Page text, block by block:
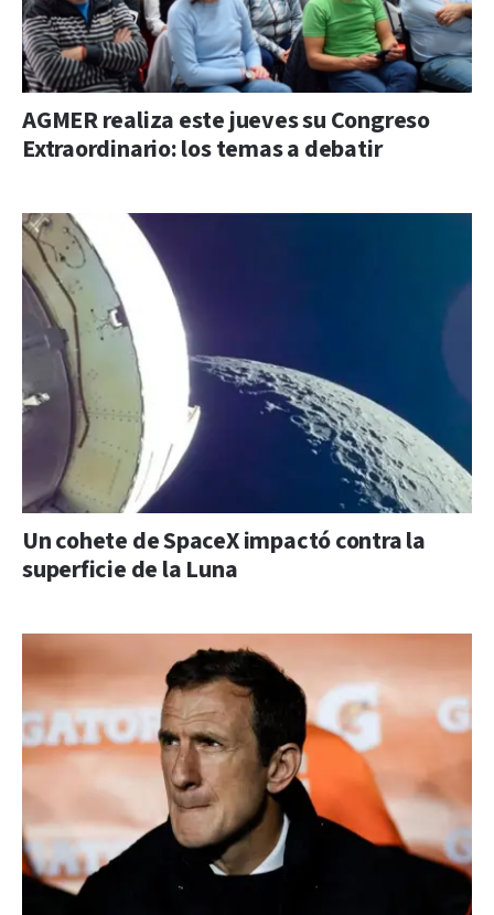
AGMER realiza este jueves su Congreso
Extraordinario: los temas a debatir
Un cohete de SpaceX impactó contra la
superficie de la Luna